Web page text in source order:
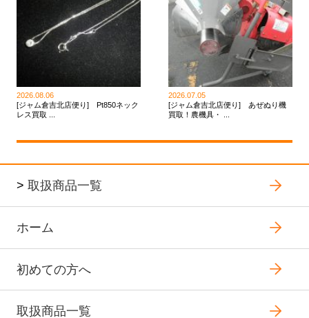
2026.08.06
[ジャム倉吉北店便り] Pt850ネック
レス買取 ...
2026.07.05
[ジャム倉吉北店便り] あぜぬり機
買取！農機具・ ...
> 取扱商品一覧
ホーム
初めての方へ
取扱商品一覧